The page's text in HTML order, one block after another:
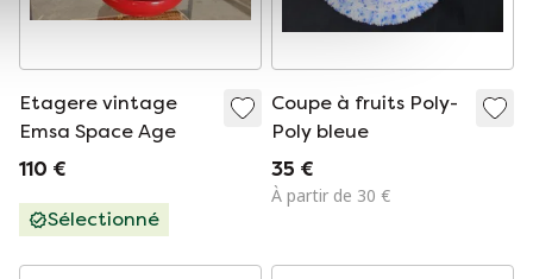
Etagere vintage
Emsa Space Age
110 €
Sélectionné
Coupe à fruits Poly-
Poly bleue
35 €
À partir de 30 €